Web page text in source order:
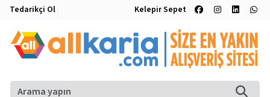
Tedarikçi Ol Kelepir Sepet